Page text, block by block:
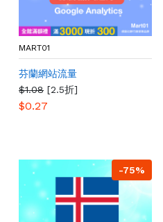
MART01
芬蘭網站流量
$1.08 [2.5折]
$0.27
-75%